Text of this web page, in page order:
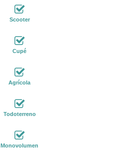
Scooter
Cupé
Agrícola
Todoterreno
Monovolumen